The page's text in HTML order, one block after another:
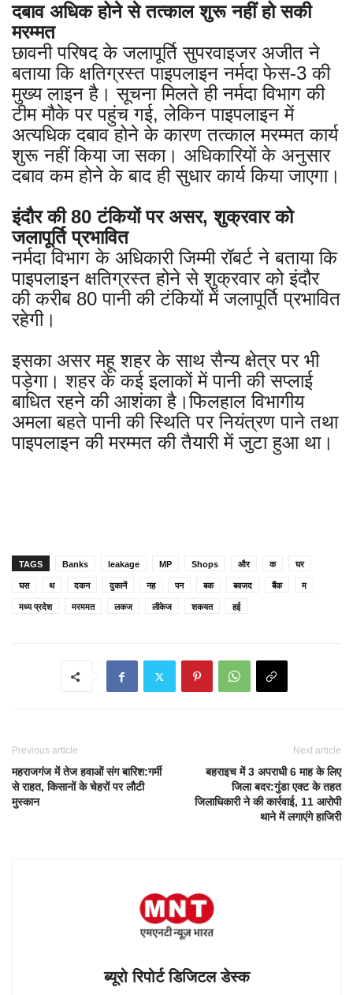
दबाव अधिक होने से तत्काल शुरू नहीं हो सकी
मरम्मत
छावनी परिषद के जलापूर्ति सुपरवाइजर अजीत ने
बताया कि क्षतिग्रस्त पाइपलाइन नर्मदा फेस-3 की
मुख्य लाइन है। सूचना मिलते ही नर्मदा विभाग की
टीम मौके पर पहुंच गई, लेकिन पाइपलाइन में
अत्यधिक दबाव होने के कारण तत्काल मरम्मत कार्य
शुरू नहीं किया जा सका। अधिकारियों के अनुसार
दबाव कम होने के बाद ही सुधार कार्य किया जाएगा।
इंदौर की 80 टंकियों पर असर, शुक्रवार को
जलापूर्ति प्रभावित
नर्मदा विभाग के अधिकारी जिम्मी रॉबर्ट ने बताया कि
पाइपलाइन क्षतिग्रस्त होने से शुक्रवार को इंदौर
की करीब 80 पानी की टंकियों में जलापूर्ति प्रभावित
रहेगी।
इसका असर महू शहर के साथ सैन्य क्षेत्र पर भी
पड़ेगा। शहर के कई इलाकों में पानी की सप्लाई
बाधित रहने की आशंका है।फिलहाल विभागीय
अमला बहते पानी की स्थिति पर नियंत्रण पाने तथा
पाइपलाइन की मरम्मत की तैयारी में जुटा हुआ था।
TAGS Banks leakage MP Shops और क घर
घस थ दकन दुकानें नह पन बक बवजद बैंक म
मध्य प्रदेश मरममत लकज लीकेज शकयत हई
Previous article
महराजगंज में तेज हवाओं संग बारिश:गर्मी
से राहत, किसानों के चेहरों पर लौटी
मुस्कान
Next article
बहराइच में 3 अपराधी 6 माह के लिए
जिला बदर:गुंडा एक्ट के तहत
जिलाधिकारी ने की कार्रवाई, 11 आरोपी
थाने में लगाएंगे हाजिरी
ब्यूरो रिपोर्ट डिजिटल डेस्क